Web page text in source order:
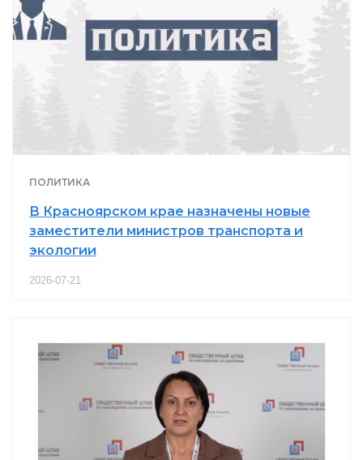
ПОЛИТИКА
В Красноярском крае назначены новые
заместители министров транспорта и
экологии
2026-07-21